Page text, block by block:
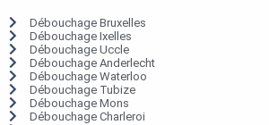
Débouchage Bruxelles
Débouchage Ixelles
Débouchage Uccle
Débouchage Anderlecht
Débouchage Waterloo
Débouchage Tubize
Débouchage Mons
Débouchage Charleroi